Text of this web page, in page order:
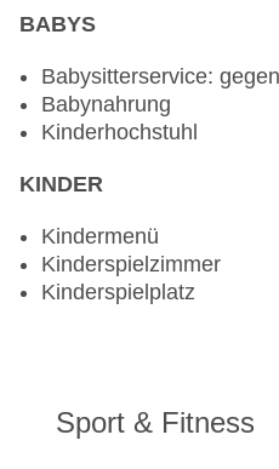
wöchentlich 11:00 Uhr -
Die Restaurants sind je
Halbpension wird den
Restaurant offeriert.
BABYS
Babysitterservice:
Babynahrung
Kinderhochstuhl
KINDER
Kindermenü
Kinderspielzimmer
Kinderspielplatz
Sport & Fitness